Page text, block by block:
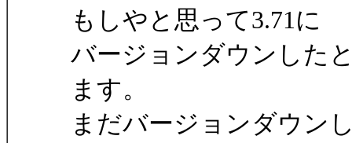
もしやと思って3.71に
バージョンダウンした
ます。
まだバージョンダウン